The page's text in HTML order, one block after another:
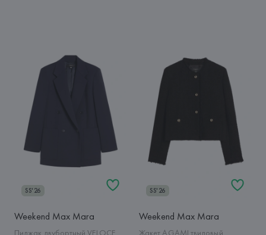
SS'26
Weekend Max Mara
Пиджак двубортный VELOCE
SS'26
Weekend Max Mara
Жакет AGAMI твидовый